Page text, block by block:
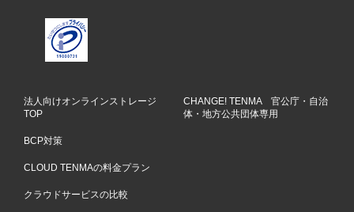
法人向けオンラインストレージ
TOP
BCP対策
CLOUD TENMAの料金プラン
クラウドサービスの比較
CHANGE! TENMA 官公庁・自治
体・地方公共団体専用